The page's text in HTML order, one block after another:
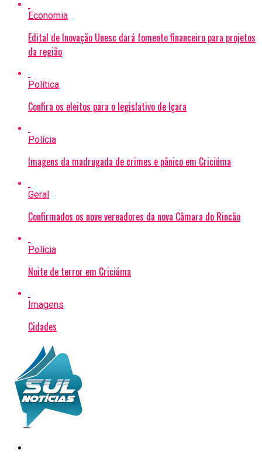
Economia
Edital de Inovação Unesc dará fomento financeiro para projetos
da região
Política
Confira os eleitos para o legislativo de Içara
Polícia
Imagens da madrugada de crimes e pânico em Criciúma
Geral
Confirmados os nove vereadores da nova Câmara do Rincão
Polícia
Noite de terror em Criciúma
Imagens
Cidades